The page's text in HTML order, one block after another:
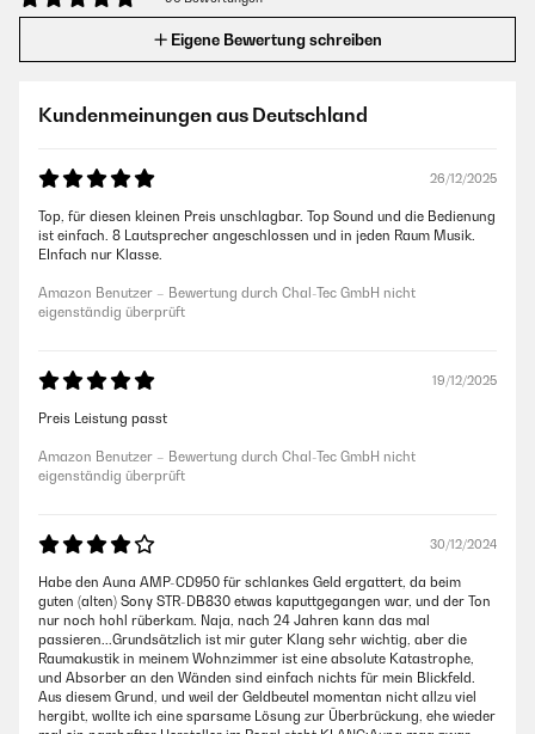
Eigene Bewertung schreiben
Kundenmeinungen aus Deutschland
26/12/2025
Top, für diesen kleinen Preis unschlagbar. Top Sound und die Bedienung
ist einfach. 8 Lautsprecher angeschlossen und in jeden Raum Musik.
EInfach nur Klasse.
Amazon Benutzer – Bewertung durch Chal-Tec GmbH nicht
eigenständig überprüft
19/12/2025
Preis Leistung passt
Amazon Benutzer – Bewertung durch Chal-Tec GmbH nicht
eigenständig überprüft
30/12/2024
Habe den Auna AMP-CD950 für schlankes Geld ergattert, da beim
guten (alten) Sony STR-DB830 etwas kaputtgegangen war, und der Ton
nur noch hohl rüberkam. Naja, nach 24 Jahren kann das mal
passieren...Grundsätzlich ist mir guter Klang sehr wichtig, aber die
Raumakustik in meinem Wohnzimmer ist eine absolute Katastrophe,
und Absorber an den Wänden sind einfach nichts für mein Blickfeld.
Aus diesem Grund, und weil der Geldbeutel momentan nicht allzu viel
hergibt, wollte ich eine sparsame Lösung zur Überbrückung, ehe wieder